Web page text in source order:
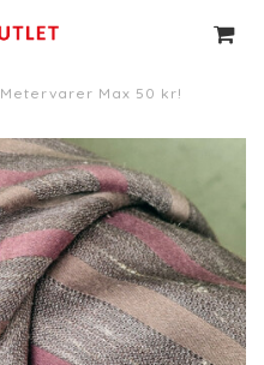
Metervarer Max 50 kr!